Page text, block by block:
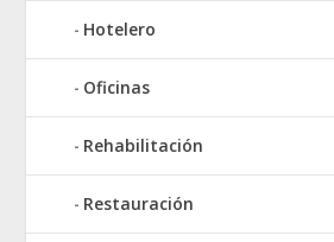
Hotelero
Oficinas
Rehabilitación
Restauración